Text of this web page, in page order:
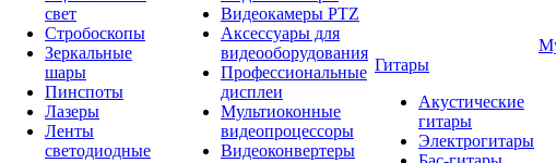
свет
Стробоскопы
Зеркальные
шары
Пинспоты
Лазеры
Ленты
светодиодные
Видеокамеры PTZ
Аксессуары для
видеооборудования
Профессиональные
дисплеи
Мультиоконные
видеопроцессоры
Видеоконвертеры
Гитары
Акустические
гитары
Электрогитары